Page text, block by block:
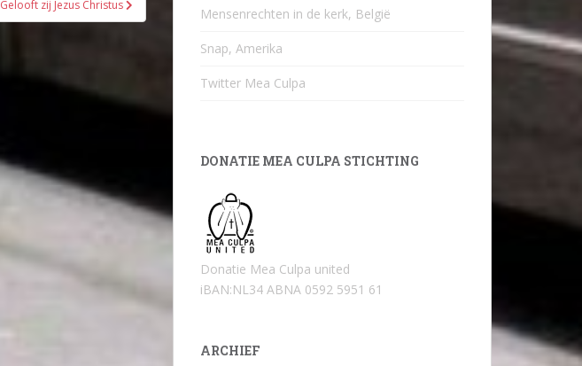
Gelooft zij Jezus Christus
Mensenrechten in de kerk, België
Snap, Amerika
Twitter Mea Culpa
DONATIE MEA CULPA STICHTING
Donatie Mea Culpa united
iBAN:NL34 ABNA 0592 5951 61
ARCHIEF